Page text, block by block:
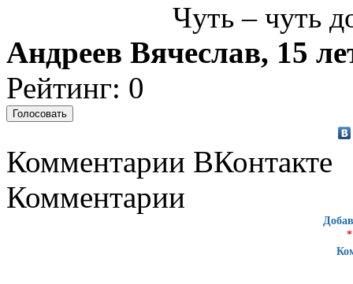
Чуть – чуть
Андреев Вячеслав, 15
Рейтинг: 0
Комментарии ВКонтакте
Комментарии
*